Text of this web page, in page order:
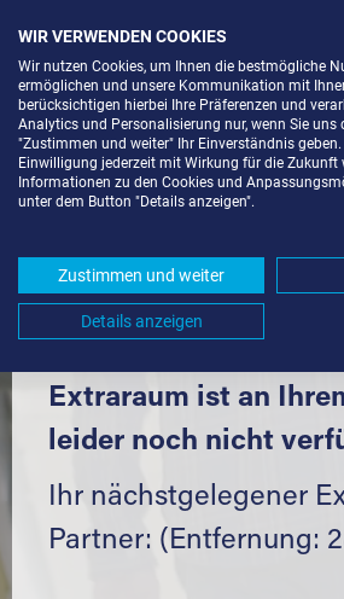
LAGERBOX IN
Komfortabel einlagern
Extraraum ist an
leider noch nicht
Ihr nächstgelegener
Partner: (Entfernung:
WIR VERWENDEN COOKIES
Wir nutzen Cookies, um Ihnen die bestmögliche
ermöglichen und unsere Kommunikation mit
berücksichtigen hierbei Ihre Präferenzen und
Analytics und Personalisierung nur, wenn Sie uns
"Zustimmen und weiter" Ihr Einverständnis geben.
Einwilligung jederzeit mit Wirkung für die Zukunft
Informationen zu den Cookies und
unter dem Button "Details anzeigen".
Zustimmen und weiter
Details anzeigen